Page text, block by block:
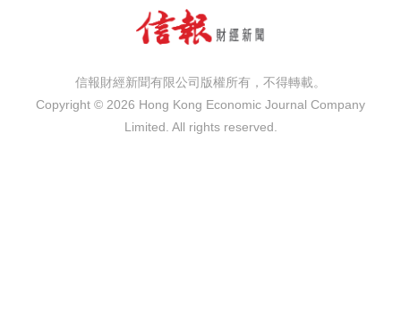
信報財經新聞有限公司版權所有，不得轉載。
Copyright © 2026 Hong Kong Economic Journal Company
Limited. All rights reserved.